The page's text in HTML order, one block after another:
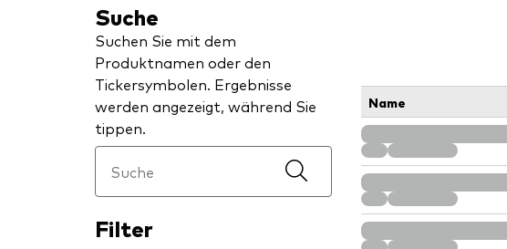
Suche
Suchen Sie mit dem
Produktnamen oder den
Tickersymbolen. Ergebnisse
werden angezeigt, während Sie
tippen.
Filter
Name